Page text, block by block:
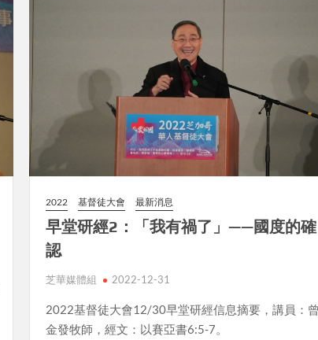
2022 基督徒大會 最新消息
早堂研經2：「我有禍了」——國度的確
認
芝華媒體組 2022-12-31
2022基督徒大會12/30早堂研經信息摘要，講員：曾
金發牧師，經文：以賽亞書6:5-7。